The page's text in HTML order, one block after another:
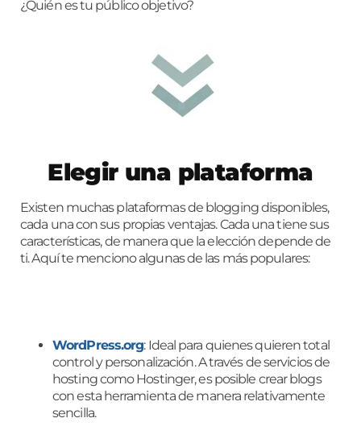
¿Quién es tu público objetivo?
Elegir una plataforma
Existen muchas plataformas de blogging disponibles,
cada una con sus propias ventajas. Cada una tiene sus
características, de manera que la elección depende de
ti. Aquí te menciono algunas de las más populares:
WordPress.org: Ideal para quienes quieren total
control y personalización. A través de servicios de
hosting como Hostinger, es posible crear blogs
con esta herramienta de manera relativamente
sencilla.